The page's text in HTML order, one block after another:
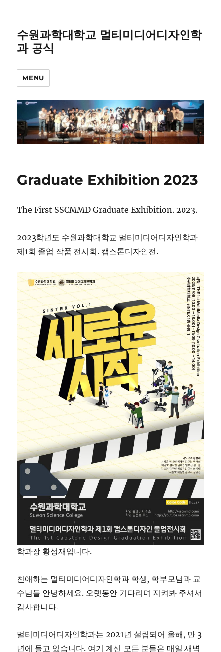
수원과학대학교 멀티미디어디자인학
과 공식
MENU
Graduate Exhibition 2023
The First SSCMMD Graduate Exhibition. 2023.
2023학년도 수원과학대학교 멀티미디어디자인학과
제1회 졸업 작품 전시회. 캡스톤디자인전.
학과장 황성재입니다.
친애하는 멀티미디어디자인학과 학생, 학부모님과 교
수님들 안녕하세요. 오랫동안 기다리며 지켜봐 주셔서
감사합니다.
멀티미디어디자인학과는 2021년 설립되어 올해, 만 3
년에 들고 있습니다. 여기 계신 모든 분들은 매일 새벽